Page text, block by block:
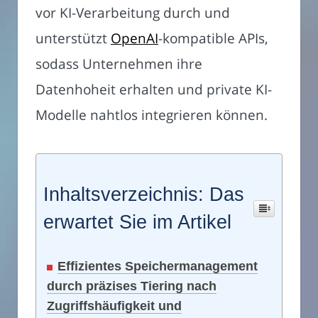
vor KI-Verarbeitung durch und
unterstützt OpenAI-kompatible APIs,
sodass Unternehmen ihre
Datenhoheit erhalten und private KI-
Modelle nahtlos integrieren können.
Inhaltsverzeichnis: Das
erwartet Sie im Artikel
Effizientes Speichermanagement
durch präzises Tiering nach
Zugriffshäufigkeit und